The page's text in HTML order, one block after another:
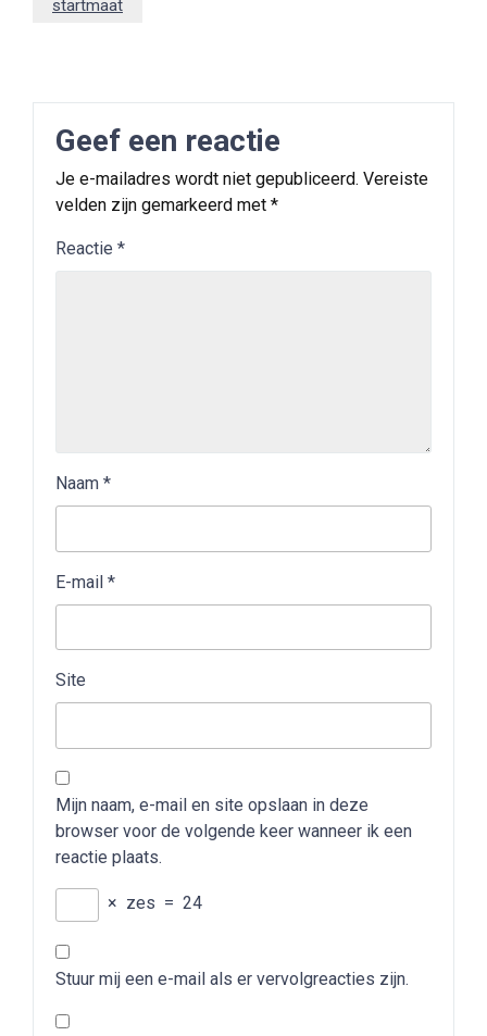
startmaat
Geef een reactie
Je e-mailadres wordt niet gepubliceerd. Vereiste
velden zijn gemarkeerd met *
Reactie *
Naam *
E-mail *
Site
Mijn naam, e-mail en site opslaan in deze
browser voor de volgende keer wanneer ik een
reactie plaats.
× zes = 24
Stuur mij een e-mail als er vervolgreacties zijn.